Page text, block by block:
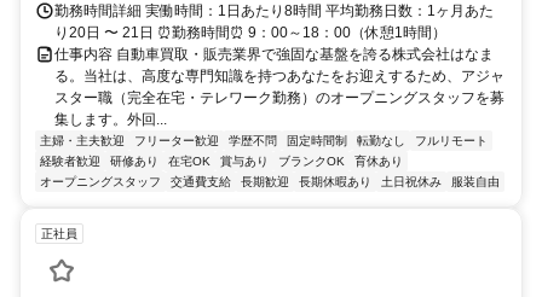
勤務時間詳細 実働時間：1日あたり8時間 平均勤務日数：1ヶ月あた
り20日 〜 21日 ⏰勤務時間⏰ 9：00～18：00（休憩1時間）
仕事内容 自動車買取・販売業界で強固な基盤を誇る株式会社はなま
る。当社は、高度な専門知識を持つあなたをお迎えするため、アジャ
スター職（完全在宅・テレワーク勤務）のオープニングスタッフを募
集します。外回...
主婦・主夫歓迎 フリーター歓迎 学歴不問 固定時間制 転勤なし
フルリモート
経験者歓迎
研修あり 在宅OK 賞与あり ブランクOK
育休あり
オープニングスタッフ
交通費支給 長期歓迎 長期休暇あり 土日祝休み 服装自由
正社員